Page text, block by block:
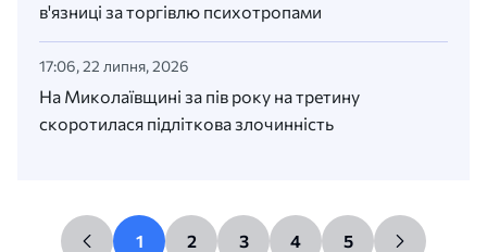
в'язниці за торгівлю психотропами
17:06, 22 липня, 2026
На Миколаївщині за пів року на третину
скоротилася підліткова злочинність
1 2 3 4 5